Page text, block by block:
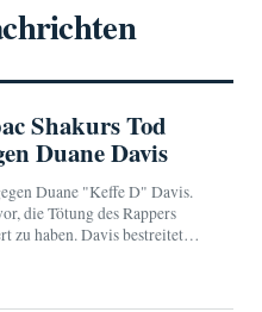
Shakurs Tod
Duane Davis
Duane "Keffe D" Davis.
die Tötung des Rappers
zu haben. Davis bestreitet